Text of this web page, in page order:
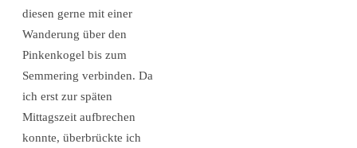
diesen gerne mit einer
Wanderung über den
Pinkenkogel bis zum
Semmering verbinden. Da
ich erst zur späten
Mittagszeit aufbrechen
konnte, überbrückte ich